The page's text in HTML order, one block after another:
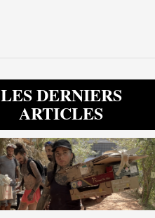
LES DERNIERS
ARTICLES